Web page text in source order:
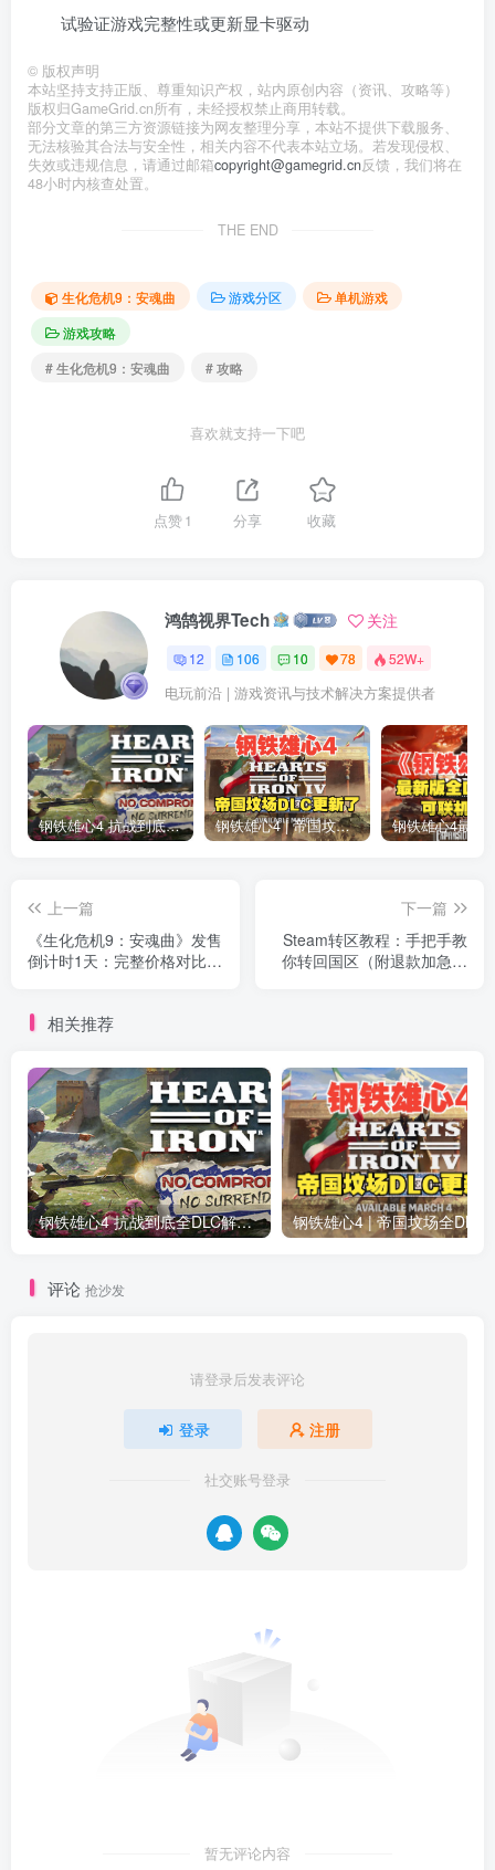
试验证游戏完整性或更新显卡驱动
© 版权声明
本站坚持支持正版、尊重知识产权，站内原创内容（资讯、攻略等）
版权归GameGrid.cn所有，未经授权禁止商用转载。
部分文章的第三方资源链接为网友整理分享，本站不提供下载服务、
无法核验其合法与安全性，相关内容不代表本站立场。若发现侵权、
失效或违规信息，请通过邮箱copyright@gamegrid.cn反馈，我们将在
48小时内核查处置。
THE END
生化危机9：安魂曲 游戏分区
单机游戏
游戏攻略
# 生化危机9：安魂曲
# 攻略
喜欢就支持一下吧
点赞1 分享 收藏
鸿鹄视界Tech 关注
12 106 10 78 52W+
电玩前沿 | 游戏资讯与技术解决方案提供者
钢铁雄心4 抗战到底全DLC解锁补丁免费分享 1.17最新版2025 钢铁雄心4 | 帝国坟场全DLC解锁补丁免费下载_1.16最新版2025
上一篇
《生化危机9：安魂曲》发售
倒计时1天：完整价格对比与
下一篇
Steam转区教程：手把手教
你转回国区（附退款加急方
相关推荐
钢铁雄心4 抗战到底全DLC解锁补丁免费分享 1.17最新版2025
评论 抢沙发
请登录后发表评论
登录 注册
社交账号登录
暂无评论内容